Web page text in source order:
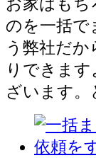
お家はもち
のを一括で
う弊社だ
りできま
ざいます。